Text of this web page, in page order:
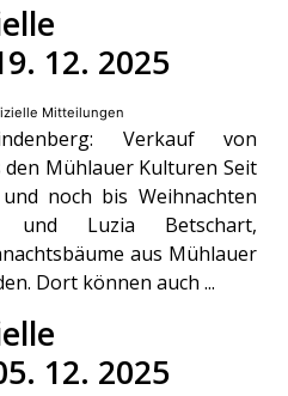
12. 2025
Mitteilungen
Verkauf von
Mühlauer Kulturen Seit
noch bis Weihnachten
Luzia Betschart,
aus Mühlauer
Dort können auch ...
12. 2025